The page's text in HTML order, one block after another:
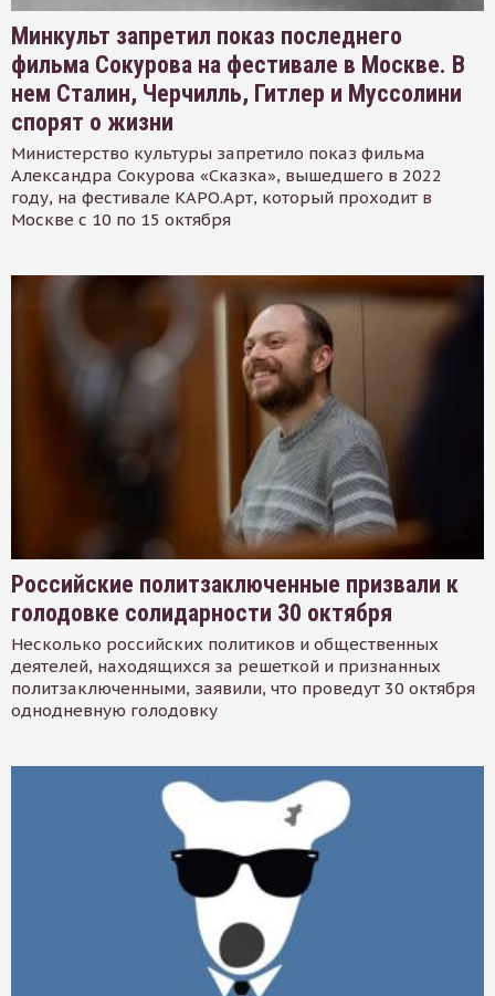
Минкульт запретил показ последнего
фильма Сокурова на фестивале в Москве. В
нем Сталин, Черчилль, Гитлер и Муссолини
спорят о жизни
Министерство культуры запретило показ фильма
Александра Сокурова «Сказка», вышедшего в 2022
году, на фестивале КАРО.Арт, который проходит в
Москве с 10 по 15 октября
Российские политзаключенные призвали к
голодовке солидарности 30 октября
Несколько российских политиков и общественных
деятелей, находящихся за решеткой и признанных
политзаключенными, заявили, что проведут 30 октября
однодневную голодовку